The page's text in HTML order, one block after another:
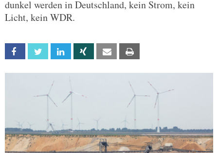
dunkel werden in Deutschland, kein Strom, kein
Licht, kein WDR.
Facebook Twitter Linkedin Xing Email